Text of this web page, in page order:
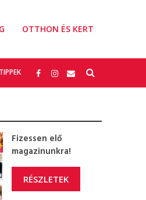
OTTHON ÉS KERT
Fizessen elő
magazinunkra!
RÉSZLETEK